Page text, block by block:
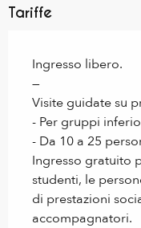
Tariffe
Ingresso libero.
—
Visite guidate su
- Per gruppi
- Da 10 a 25
Ingresso gratuito
studenti, le
di prestazioni
accompagnatori.